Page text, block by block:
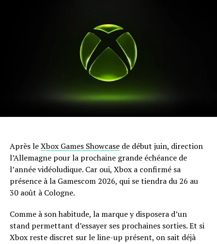
Après leXbox Games Showcase de début juin, direction
l’Allemagne pour la prochaine grande échéance de
l’année vidéoludique. Car oui, Xbox a confirmé sa
présence à la Gamescom 2026, qui se tiendra du 26 au
30 août à Cologne.
Comme à son habitude, la marque y disposera d’un
stand permettant d’essayer ses prochaines sorties. Et si
Xbox reste discret sur le line-up présent, on sait déjà